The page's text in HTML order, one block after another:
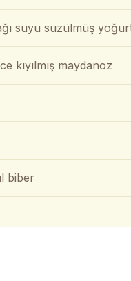
suyu süzülmüş
kıyılmış maydanoz
biber